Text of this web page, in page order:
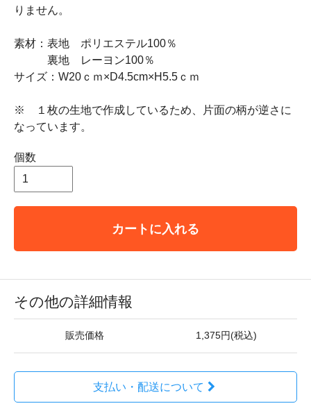
りません。
素材：表地 ポリエステル100％
裏地 レーヨン100％
サイズ：W20ｃｍ×D4.5cm×H5.5ｃｍ
※ １枚の生地で作成しているため、片面の柄が逆さに
なっています。
個数
カートに入れる
その他の詳細情報
販売価格 1,375円(税込)
支払い・配送について